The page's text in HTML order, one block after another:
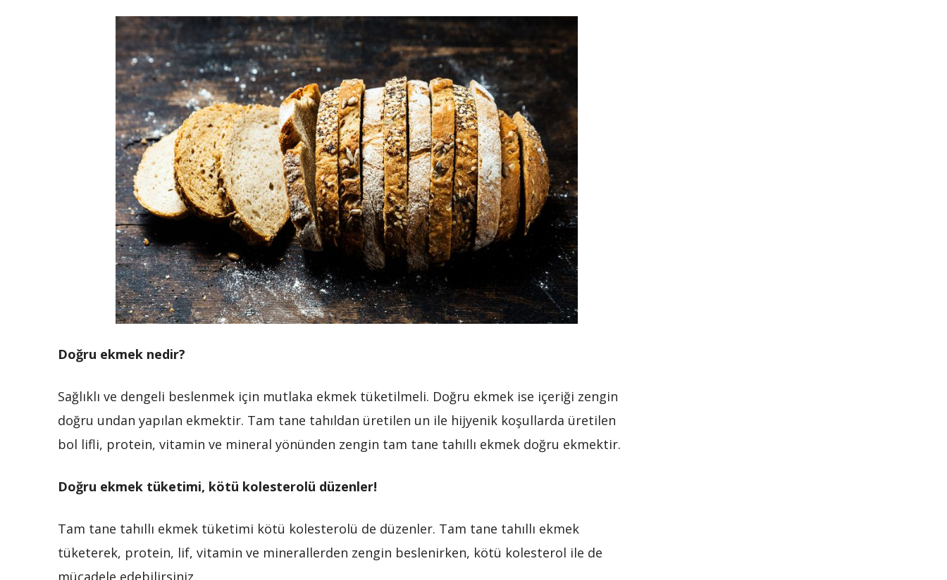
Doğru ekmek nedir?
Sağlıklı ve dengeli beslenmek için mutlaka ekmek tüketilmeli. Doğru ekmek ise içeriği zengin
doğru undan yapılan ekmektir. Tam tane tahıldan üretilen un ile hijyenik koşullarda üretilen
bol lifli, protein, vitamin ve mineral yönünden zengin tam tane tahıllı ekmek doğru ekmektir.
Doğru ekmek tüketimi, kötü kolesterolü düzenler!
Tam tane tahıllı ekmek tüketimi kötü kolesterolü de düzenler. Tam tane tahıllı ekmek
tüketerek, protein, lif, vitamin ve minerallerden zengin beslenirken, kötü kolesterol ile de
mücadele edebilirsiniz.